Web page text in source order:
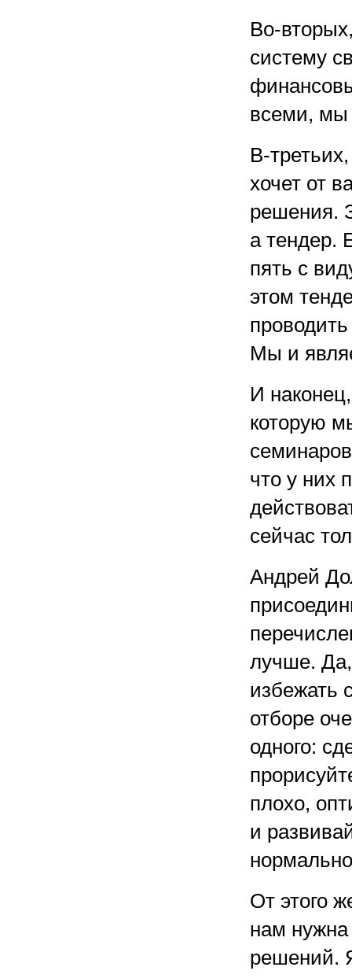
Во-
систему
всеми, мы
В-
хочет от
решения.
а тендер.
пять с
этом
Мы и
И
которую
что у них
сейчас
Андрей
лучше.
избежать
отборе
одного:
плохо,
и
От этого
нам нужна
решений.